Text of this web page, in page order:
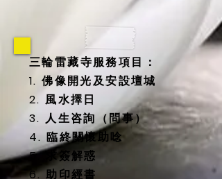
三輪雷藏寺服務項目：
1. 佛像開光及安設壇城
2. 風水擇日
3. 人生咨詢（問事）
4. 臨終關懷助唸
5. 求簽解惑
6. 助印經書